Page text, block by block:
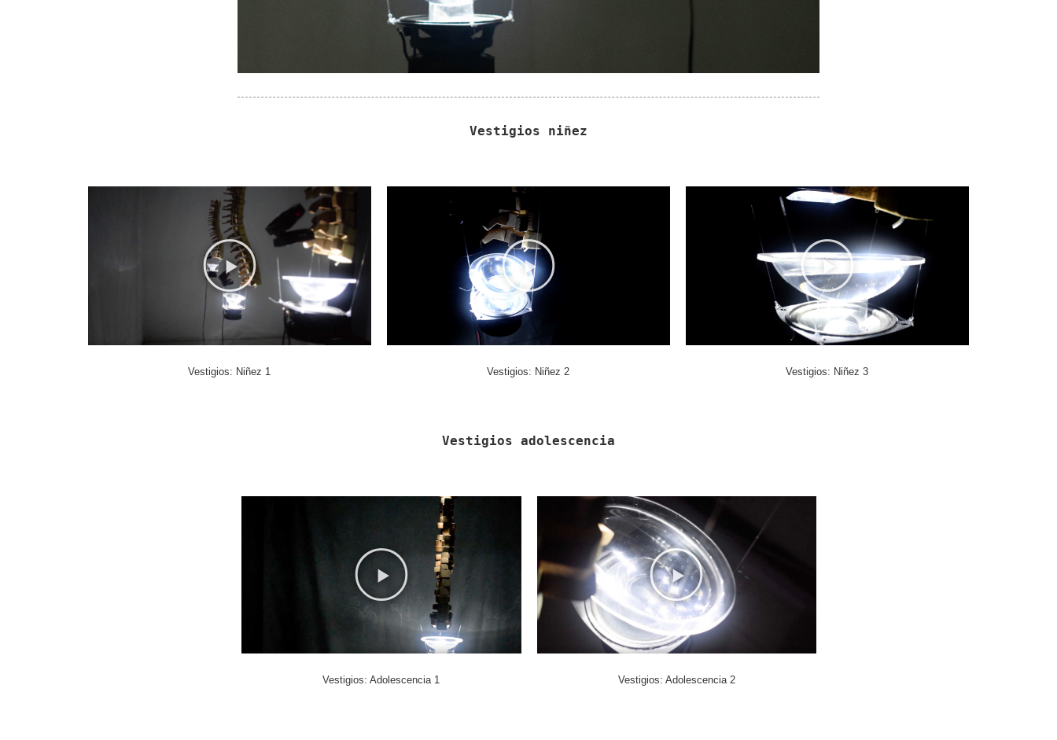
Vestigios niñez
Vestigios: Niñez 1 Vestigios: Niñez 2 Vestigios: Niñez 3
Vestigios adolescencia
Vestigios: Adolescencia 1 Vestigios: Adolescencia 2